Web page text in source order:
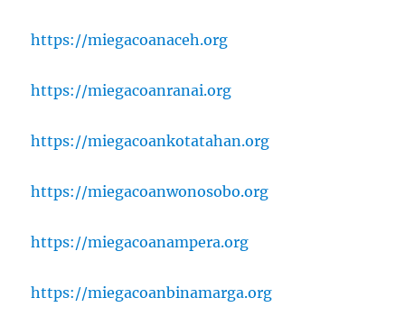
https://miegacoanaceh.org
https://miegacoanranai.org
https://miegacoankotatahan.org
https://miegacoanwonosobo.org
https://miegacoanampera.org
https://miegacoanbinamarga.org